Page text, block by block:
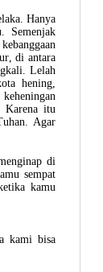
Hanya
Semenjak
di antara
Lelah
hening,
Karena itu
Agar
di
sempat
kamu
kami bisa